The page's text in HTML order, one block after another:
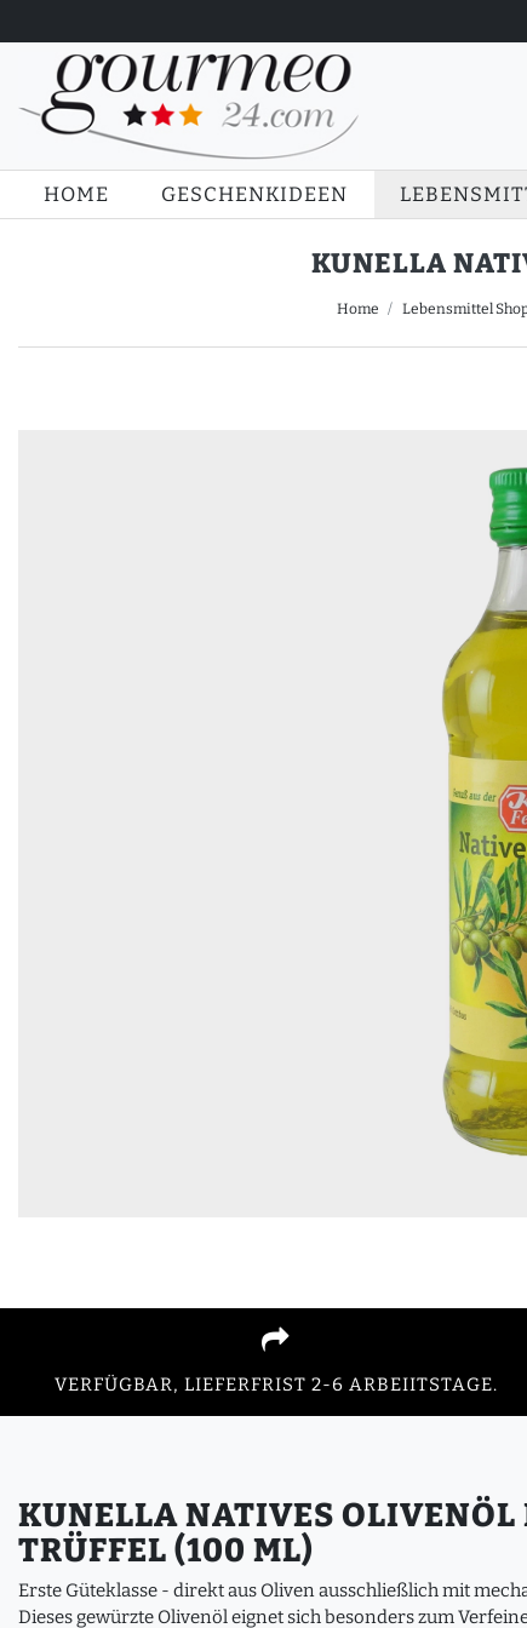
HOME GESCHENKIDEEN
KUNELLA
Home Lebensmittel
VERFÜGBAR, LIEFERFRIST 2-6 ARBEIITSTAGE.
KUNELLA NATIVES OLIVENÖL
TRÜFFEL (100 ML)
Erste Güteklasse - direkt aus Oliven ausschließlich mit
Dieses gewürzte Olivenöl eignet sich besonders zum